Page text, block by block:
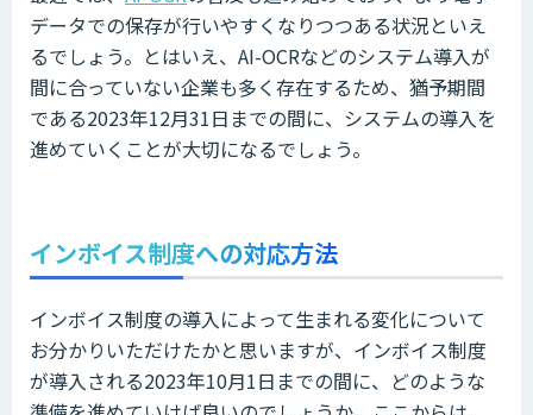
データでの保存が行いやすくなりつつある状況といえ
るでしょう。とはいえ、AI-OCRなどのシステム導入が
間に合っていない企業も多く存在するため、猶予期間
である2023年12月31日までの間に、システムの導入を
進めていくことが大切になるでしょう。
インボイス制度への対応方法
インボイス制度の導入によって生まれる変化について
お分かりいただけたかと思いますが、インボイス制度
が導入される2023年10月1日までの間に、どのような